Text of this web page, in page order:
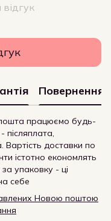
Повернення
працюємо будь-
післяплата,
доставки по
істотно економлять
упаковку - ці
себе
Новою поштою